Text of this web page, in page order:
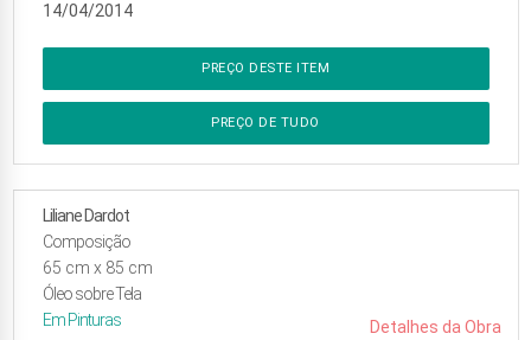
14/04/2014
PREÇO DESTE ITEM
PREÇO DE TUDO
Liliane Dardot
Composição
65 cm x 85 cm
Óleo sobre Tela
Em Pinturas Detalhes da Obra